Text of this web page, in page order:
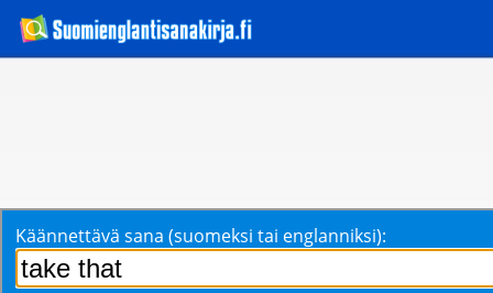
Käännettävä sana (suomeksi tai englanniksi):